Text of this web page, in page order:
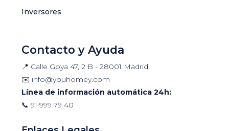
Inversores
Contacto y Ayuda
📍 Calle Goya 47, 2 B - 28001 Madrid
✉️ info@youhomey.com
Línea de información automática 24h:
📞 91 999 79 40